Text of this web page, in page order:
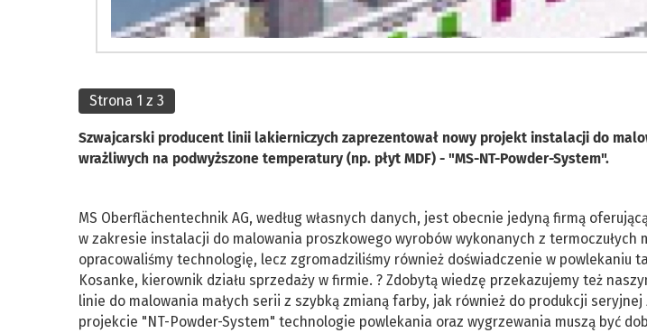
Strona 1 z 3
Szwajcarski producent linii lakierniczych zaprezentował nowy projekt instalacji do
wrażliwych na podwyższone temperatury (np. płyt MDF) - "MS-NT-Powder-System".
MS Oberflächentechnik AG, według własnych danych, jest obecnie jedyną firmą
w zakresie instalacji do malowania proszkowego wyrobów wykonanych z termoczułych
opracowaliśmy technologię, lecz zgromadziliśmy również doświadczenie w powlekaniu
Kosanke, kierownik działu sprzedaży w firmie. ? Zdobytą wiedzę przekazujemy też
linie do malowania małych serii z szybką zmianą farby, jak również do produkcji seryjnej
projekcie "NT-Powder-System" technologie powlekania oraz wygrzewania muszą być